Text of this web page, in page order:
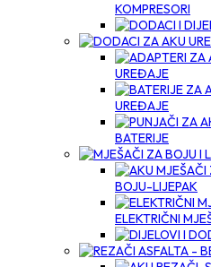
KOMPRESORI
UREĐAJE
UREĐAJE
BATERIJE
BOJU-LIJEPAK
ELEKTRIČNI